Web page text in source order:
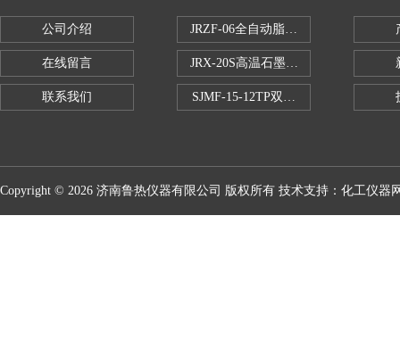
公司介绍
在线留言
联系我们
JRZF-06全自动脂肪测定仪
JRX-20S高温石墨消煮炉
SJMF-15-12TP双托盘自动升降炉
Copyright © 2026 济南鲁热仪器有限公司 版权所有 技术支持： 化工仪器